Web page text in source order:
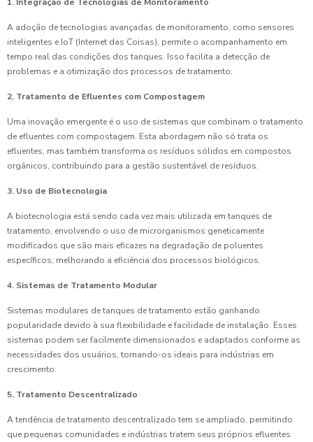
A adoção de tecnologias avançadas de monitoramento, como sensores
inteligentes e IoT (Internet das Coisas), permite o acompanhamento em
tempo real das condições dos tanques. Isso facilita a detecção de
problemas e a otimização dos processos de tratamento.
2. Tratamento de Efluentes com Compostagem
Uma inovação emergente é o uso de sistemas que combinam o tratamento
de efluentes com compostagem. Esta abordagem não só trata os
efluentes, mas também transforma os resíduos sólidos em compostos
orgânicos, contribuindo para a gestão sustentável de resíduos.
3. Uso de Biotecnologia
A biotecnologia está sendo cada vez mais utilizada em tanques de
tratamento, envolvendo o uso de microrganismos geneticamente
modificados que são mais eficazes na degradação de poluentes
específicos, melhorando a eficiência dos processos biológicos.
4. Sistemas de Tratamento Modular
Sistemas modulares de tanques de tratamento estão ganhando
popularidade devido à sua flexibilidade e facilidade de instalação. Esses
sistemas podem ser facilmente dimensionados e adaptados conforme as
necessidades dos usuários, tornando-os ideais para indústrias em
crescimento.
5. Tratamento Descentralizado
A tendência de tratamento descentralizado tem se ampliado, permitindo
que pequenas comunidades e indústrias tratem seus próprios efluentes